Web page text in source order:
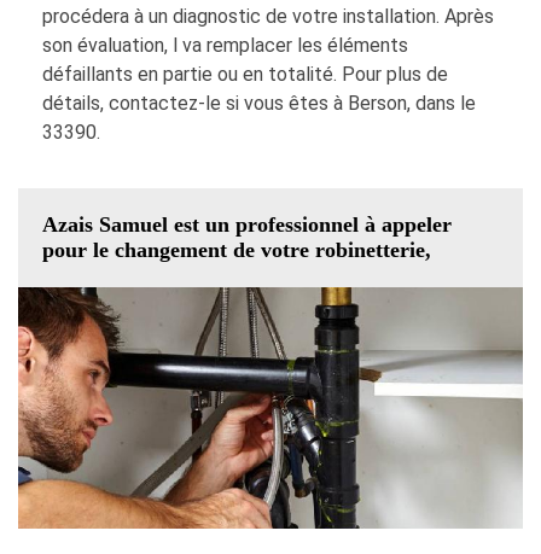
procédera à un diagnostic de votre installation. Après
son évaluation, l va remplacer les éléments
défaillants en partie ou en totalité. Pour plus de
détails, contactez-le si vous êtes à Berson, dans le
33390.
Azais Samuel est un professionnel à appeler
pour le changement de votre robinetterie,